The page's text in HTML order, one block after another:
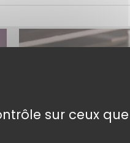
SAV
VIDE &
sur ceux que